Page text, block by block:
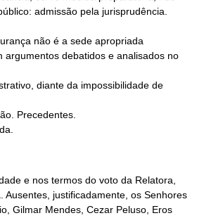
não é a sede apropriada
e nos termos do voto da Relatora,
Ausentes, justificadamente, os Senhores
Gilmar Mendes, Cezar Peluso, Eros